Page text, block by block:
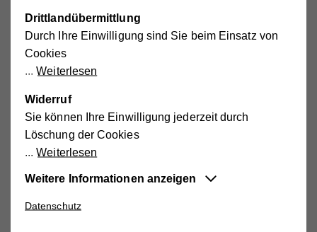
Individuelle Begleitung in jeder Situation
Wir unterstützen Sie und Ihre Familie in den
Integration, Schulsozialarbeit, Mobile Dienste sowie
Psychosoziales und Beratung.
Drittlandübermittlung
Durch Ihre Einwilligung sind Sie beim Einsatz von
Cookies
Weiterlesen
Widerruf
Sie können Ihre Einwilligung jederzeit durch
Löschung der Cookies
Weiterlesen
Essentiell
Weitere Informationen anzeigen
Datenschutz